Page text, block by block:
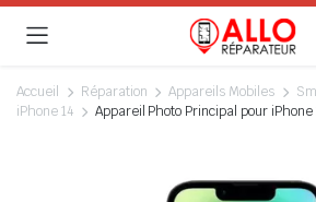
Accueil Réparation Appareils Mobiles
iPhone 14
Appareil Photo Principal pour iPhone